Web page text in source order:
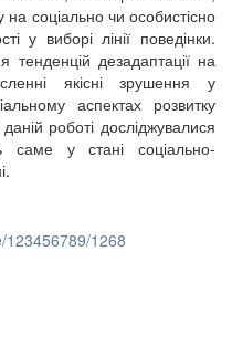
на соціально чи особистісно
у виборі лінії поведінки.
дезадаптації на
якісні зрушення у
аспектах розвитку
роботі досліджувалися
саме у стані соціально-
123456789/1268